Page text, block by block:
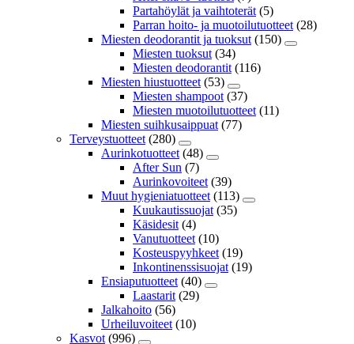
Partahöylät ja vaihtoterät (5)
Parran hoito- ja muotoilutuotteet (28)
Miesten deodorantit ja tuoksut (150)
Miesten tuoksut (34)
Miesten deodorantit (116)
Miesten hiustuotteet (53)
Miesten shampoot (37)
Miesten muotoilutuotteet (11)
Miesten suihkusaippuat (77)
Terveystuotteet (280)
Aurinkotuotteet (48)
After Sun (7)
Aurinkovoiteet (39)
Muut hygieniatuotteet (113)
Kuukautissuojat (35)
Käsidesit (4)
Vanutuotteet (10)
Kosteuspyyhkeet (19)
Inkontinenssisuojat (19)
Ensiaputuotteet (40)
Laastarit (29)
Jalkahoito (56)
Urheiluvoiteet (10)
Kasvot (996)